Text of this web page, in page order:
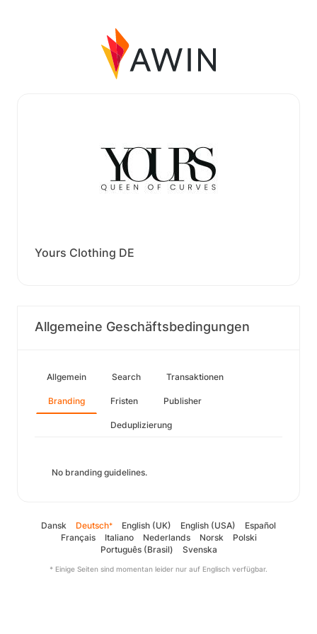
Yours Clothing DE
Allgemeine Geschäftsbedingungen
Allgemein Search Transaktionen
Branding Fristen Publisher
Deduplizierung
No branding guidelines.
Dansk Deutsch* English (UK) English (USA)
Español
Français
Italiano Nederlands Norsk
Polski
Português (Brasil)
Svenska
* Einige Seiten sind momentan leider nur auf Englisch verfügbar.